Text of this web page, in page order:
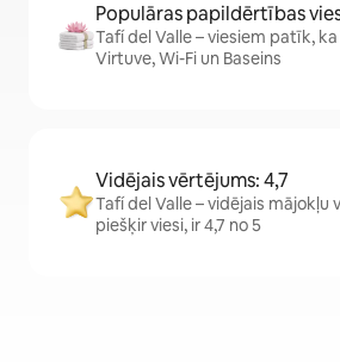
Populāras papildērtības
Tafí del Valle – viesiem patīk,
Virtuve, Wi-Fi un Baseins
Vidējais vērtējums: 4,7
Tafí del Valle – vidējais mājokļu
piešķir viesi, ir 4,7 no 5